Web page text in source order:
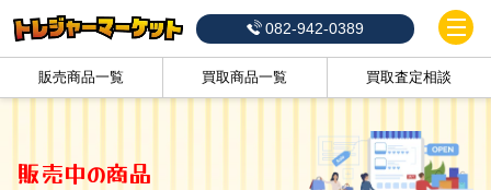
082-942-0389
販売商品一覧 買取商品一覧 買取査定相談
販売中の商品